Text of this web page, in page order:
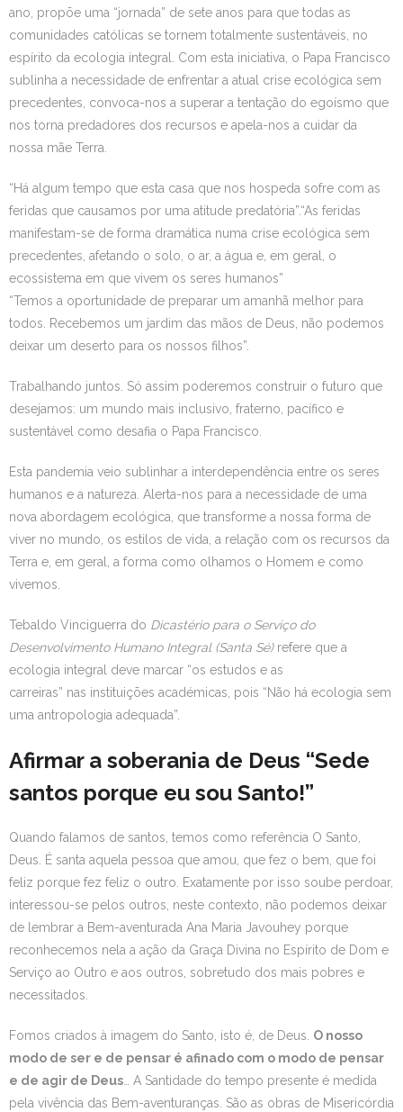
Estudar no CRSI
ano, propõe uma “jornada” de sete anos para que todas as
comunidades católicas se tornem totalmente sustentáveis, no
espírito da ecologia integral. Com esta iniciativa, o Papa Francisco
sublinha a necessidade de enfrentar a atual crise ecológica sem
precedentes, convoca-nos a superar a tentação do egoísmo que
nos torna predadores dos recursos e apela-nos a cuidar da
nossa mãe Terra.
“Há algum tempo que esta casa que nos hospeda sofre com as
feridas que causamos por uma atitude predatória”.“As feridas
manifestam-se de forma dramática numa crise ecológica sem
precedentes, afetando o solo, o ar, a água e, em geral, o
ecossistema em que vivem os seres humanos”
“Temos a oportunidade de preparar um amanhã melhor para
todos. Recebemos um jardim das mãos de Deus, não podemos
deixar um deserto para os nossos filhos”.
Trabalhando juntos. Só assim poderemos construir o futuro que
desejamos: um mundo mais inclusivo, fraterno, pacífico e
sustentável como desafia o Papa Francisco.
Esta pandemia veio sublinhar a interdependência entre os seres
humanos e a natureza. Alerta-nos para a necessidade de uma
nova abordagem ecológica, que transforme a nossa forma de
viver no mundo, os estilos de vida, a relação com os recursos da
Terra e, em geral, a forma como olhamos o Homem e como
vivemos.
Tebaldo Vinciguerra do Dicastério para o Serviço do
Desenvolvimento Humano Integral (Santa Sé) refere que a
ecologia integral deve marcar “os estudos e as
carreiras” nas instituições académicas, pois “Não há ecologia sem
uma antropologia adequada”.
Afirmar a soberania de Deus “Sede
santos porque eu sou Santo!”
Quando falamos de santos, temos como referência O Santo,
Deus. É santa aquela pessoa que amou, que fez o bem, que foi
feliz porque fez feliz o outro. Exatamente por isso soube perdoar,
interessou-se pelos outros, neste contexto, não podemos deixar
de lembrar a Bem-aventurada Ana Maria Javouhey porque
reconhecemos nela a ação da Graça Divina no Espírito de Dom e
Serviço ao Outro e aos outros, sobretudo dos mais pobres e
necessitados.
Fomos criados à imagem do Santo, isto é, de Deus. O nosso
modo de ser e de pensar é afinado com o modo de pensar
e de agir de Deus… A Santidade do tempo presente é medida
pela vivência das Bem-aventuranças. São as obras de Misericórdia